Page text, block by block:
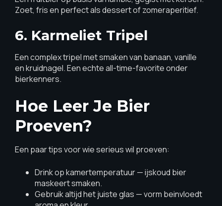
Zoet, fris en perfect als dessert of zomeraperitief.
6. Karmeliet Tripel
Een complex tripel met smaken van banaan, vanille
en kruidnagel. Een echte all-time-favorite onder
bierkenners.
Hoe Leer Je Bier
Proeven?
Een paar tips voor wie serieus wil proeven:
Drink op kamertemperatuur — ijskoud bier
maskeert smaken.
Gebruik altijd het juiste glas — vorm beinvloedt